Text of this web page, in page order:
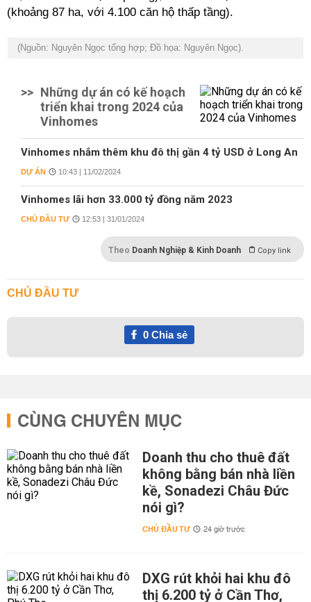
(khoảng 87 ha, với 4.100 căn hộ thấp tầng).
(Nguồn: Nguyên Ngọc tổng hợp; Đồ họa: Nguyên Ngọc).
>> Những dự án có kế hoạch
triển khai trong 2024 của
Vinhomes
Vinhomes nhắm thêm khu đô thị gần 4 tỷ USD ở Long An
DỰ ÁN 10:43 | 11/02/2024
Vinhomes lãi hơn 33.000 tỷ đồng năm 2023
CHỦ ĐẦU TƯ 12:53 | 31/01/2024
Theo Doanh Nghiệp & Kinh Doanh Copy link
CHỦ ĐẦU TƯ
0Chia sẻ
CÙNG CHUYÊN MỤC
Doanh thu cho thuê đất
không bằng bán nhà liền
kề, Sonadezi Châu Đức
nói gì?
CHỦ ĐẦU TƯ 24 giờ trước
DXG rút khỏi hai khu đô
thị 6.200 tỷ ở Cần Thơ,